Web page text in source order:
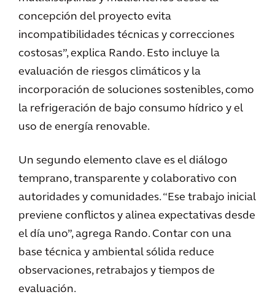
concepción del proyecto evita
incompatibilidades técnicas y correcciones
costosas”, explica Rando. Esto incluye la
evaluación de riesgos climáticos y la
incorporación de soluciones sostenibles, como
la refrigeración de bajo consumo hídrico y el
uso de energía renovable.
Un segundo elemento clave es el diálogo
temprano, transparente y colaborativo con
autoridades y comunidades. “Ese trabajo inicial
previene conflictos y alinea expectativas desde
el día uno”, agrega Rando. Contar con una
base técnica y ambiental sólida reduce
observaciones, retrabajos y tiempos de
evaluación.